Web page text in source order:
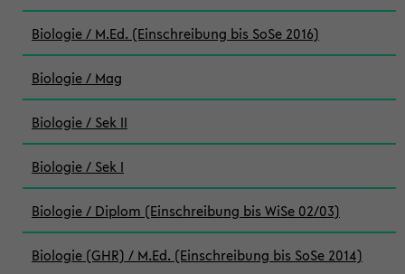
Biologie / M.Ed. (Einschreibung bis SoSe 2016)
Biologie / Mag
Biologie / Sek II
Biologie / Sek I
Biologie / Diplom (Einschreibung bis WiSe 02/03)
Biologie (GHR) / M.Ed. (Einschreibung bis SoSe 2014)